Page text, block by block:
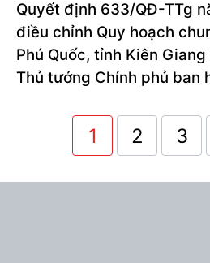
Quyết định 633/QĐ-TTg
điều chỉnh Quy hoạch
Phú Quốc, tỉnh Kiên
Thủ tướng Chính phủ ban
1 2 3